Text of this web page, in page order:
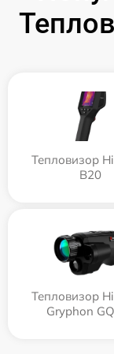
Тепловизор
B20
Тепловизор
Gryphon